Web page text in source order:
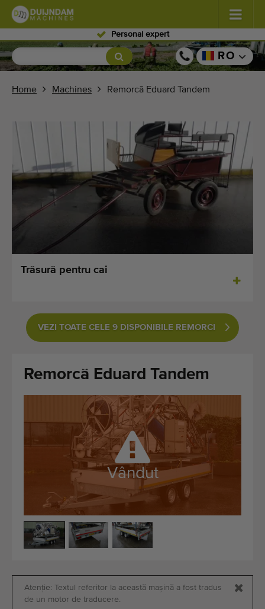
Personal expert
Flori şi plante
Pomicultură (333)
Benzi transportoare (438)
Vindeți-vă mașina!
Căutați pe tip
Ultimele mașini adăugate
Importați o mașină
Echipamente de calitate
Livrare în întreaga lume
Din 1977
RO
Home Machines Remorcă Eduard Tandem
Trăsură pentru cai
VEZI TOATE CELE 9 DISPONIBILE REMORCI
Remorcă Eduard Tandem
Vândut
Atenție: Textul referitor la această mașină a fost tradus
de un motor de traducere.